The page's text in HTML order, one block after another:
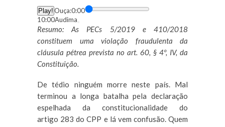
Bem
vindo
ao
Player
Audima.
Clique
TAB
para
entre
os
botões,
ou
aperte
CONTROL
Play! Ouça:0:00
10:00Audima
Abrir
menu
de
do
Resumo: As PECs 5/2019 e 410/2018
constituem uma violação fraudulenta da
cláusula pétrea prevista no art. 60, § 4º, IV, da
Constituição.
De tédio ninguém morre neste país. Mal
terminou a longa batalha pela declaração
espelhada da constitucionalidade do
artigo 283 do CPP e lá vem confusão. Quem